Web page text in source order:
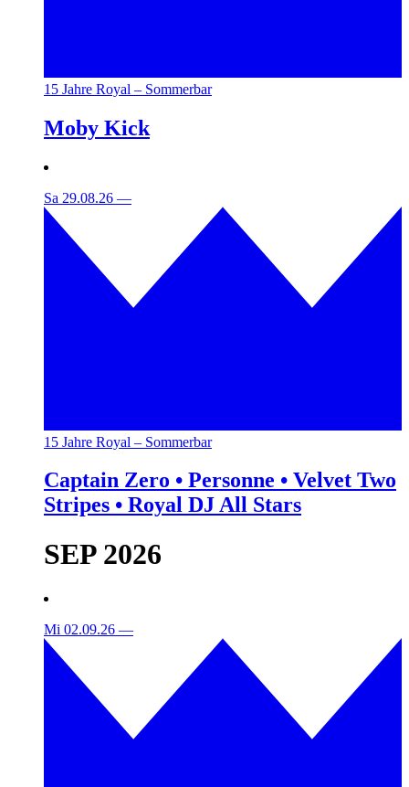
15 Jahre Royal – Sommerbar
Moby Kick
Sa 29.08.26 —
15 Jahre Royal – Sommerbar
Captain Zero • Personne • Velvet Two
Stripes • Royal DJ All Stars
SEP 2026
Mi 02.09.26 —